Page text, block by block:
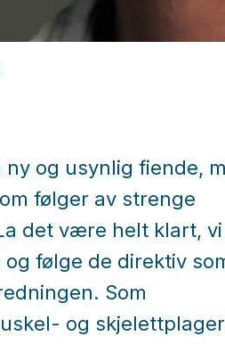
og usynlig fiende,
følger av strenge
det være helt klart, vi
følge de direktiv
Som
og skjelettplager